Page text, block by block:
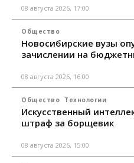
08 августа 2026, 17:00
Общество
Новосибирские вузы
зачислении на
08 августа 2026, 16:00
Общество Технологии
Искусственный
штраф за борщевик
08 августа 2026, 15:00